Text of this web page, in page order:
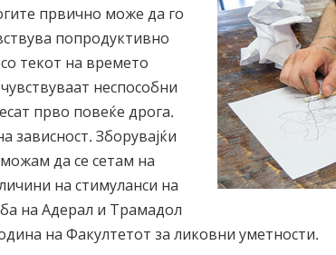
првично може да го
попродуктивно
текот на времето
неспособни
прво повеќе дрога.
зависност. Зборувајќи
да се сетам на
на стимуланси на
на Адерал и Трамадол
на Факултетот за ликовни уметности.